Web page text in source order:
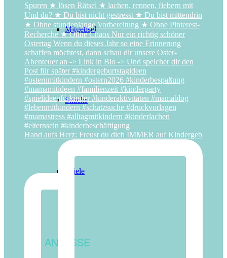
Mitgebsel
Snacks
Spiele
ANLÄSSE
Hand aufs Herz: Freust du dich IMMER auf Kindergeb